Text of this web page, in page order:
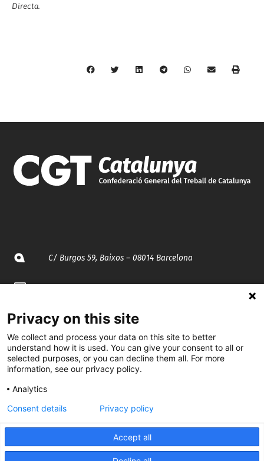
Directa.
C/ Burgos 59, Baixos – 08014 Barcelona
935 120 481
@CGTCatalunya
cgtcatalunya
Privacy on this site
We collect and process your data on this site to better
understand how it is used. You can give your consent to all or
selected purposes, or you can decline them all. For more
information, see our privacy policy.
Analytics
Accept all
Consent details Privacy policy